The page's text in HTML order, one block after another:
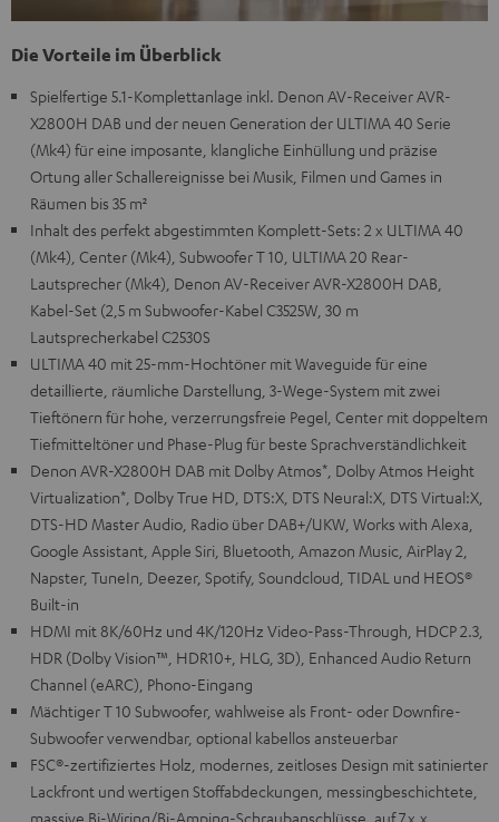
Die Vorteile im Überblick
Spielfertige 5.1-Komplettanlage inkl. Denon AV-Receiver AVR-
X2800H DAB und der neuen Generation der ULTIMA 40 Serie
(Mk4) für eine imposante, klangliche Einhüllung und präzise
Ortung aller Schallereignisse bei Musik, Filmen und Games in
Räumen bis 35 m²
Inhalt des perfekt abgestimmten Komplett-Sets: 2 x ULTIMA 40
(Mk4), Center (Mk4), Subwoofer T 10, ULTIMA 20 Rear-
Lautsprecher (Mk4), Denon AV-Receiver AVR-X2800H DAB,
Kabel-Set (2,5 m Subwoofer-Kabel C3525W, 30 m
Lautsprecherkabel C2530S
ULTIMA 40 mit 25-mm-Hochtöner mit Waveguide für eine
detaillierte, räumliche Darstellung, 3-Wege-System mit zwei
Tieftönern für hohe, verzerrungsfreie Pegel, Center mit doppeltem
Tiefmitteltöner und Phase-Plug für beste Sprachverständlichkeit
Denon AVR-X2800H DAB mit Dolby Atmos*, Dolby Atmos Height
Virtualization*, Dolby True HD, DTS:X, DTS Neural:X, DTS Virtual:X,
DTS-HD Master Audio, Radio über DAB+/UKW, Works with Alexa,
Google Assistant, Apple Siri, Bluetooth, Amazon Music, AirPlay 2,
Napster, TuneIn, Deezer, Spotify, Soundcloud, TIDAL und HEOS®
Built-in
HDMI mit 8K/60Hz und 4K/120Hz Video-Pass-Through, HDCP 2.3,
HDR (Dolby Vision™, HDR10+, HLG, 3D), Enhanced Audio Return
Channel (eARC), Phono-Eingang
Mächtiger T 10 Subwoofer, wahlweise als Front- oder Downfire-
Subwoofer verwendbar, optional kabellos ansteuerbar
FSC®-zertifiziertes Holz, modernes, zeitloses Design mit satinierter
Lackfront und wertigen Stoffabdeckungen, messingbeschichtete,
massive Bi-Wiring/Bi-Amping-Schraubanschlüsse, auf 7.x.x